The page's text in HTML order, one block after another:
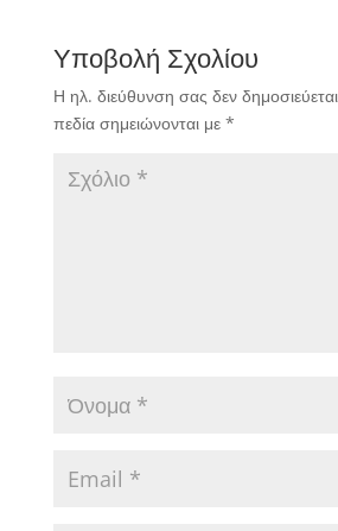
Υποβολή Σχολίου
Η ηλ. διεύθυνση σας δεν
πεδία σημειώνονται με *